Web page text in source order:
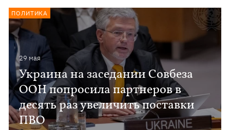
29 мая
Украина на заседании Совбеза
ООН попросила партнеров в
десять раз увеличить поставки
ПВО
ПОЛИТИКА